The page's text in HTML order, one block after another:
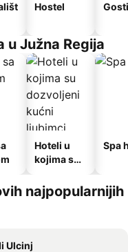
Hostel
u Južna Regija
Hoteli u
kojima su
kućni
ljubimci
Spa
najpopularnijih
Ulcinj